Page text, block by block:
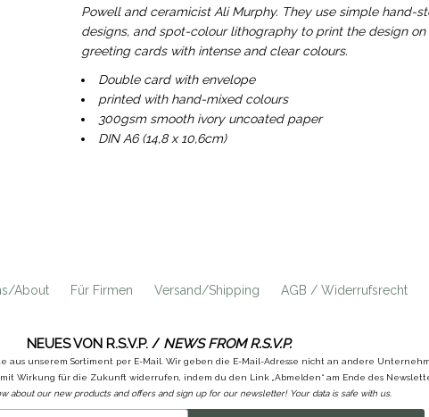
Powell and ceramicist Ali Murphy. They use simple hand-
designs, and spot-colour lithography to print the design
greeting cards with intense and clear colours.
Double card with envelope
printed with hand-mixed colours
300gsm smooth ivory uncoated paper
DIN A6 (14,8 x 10,6cm)
About Für Firmen Versand/Shipping AGB / Widerrufsrecht
NEUES VON R.S.V.P. / NEWS FROM R.S.V.P.
aus unserem Sortiment per E-Mail. Wir geben die E-Mail-Adresse nicht an andere
Wirkung für die Zukunft widerrufen, indem du den Link „Abmelden“ am Ende des
about our new products and offers and sign up for our newsletter! Your data is safe with us.